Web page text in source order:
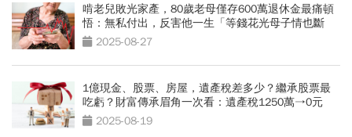
啃老兒敗光家產，80歲老母僅存600萬退休金最痛頓
悟：無私付出，反害他一生「等錢花光母子情也斷
了」2025-08-27
1億現金、股票、房屋，遺產稅差多少？繼承股票最
吃虧？財富傳承眉角一次看：遺產稅1250萬→0元
2025-08-19